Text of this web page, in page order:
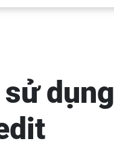
dụng